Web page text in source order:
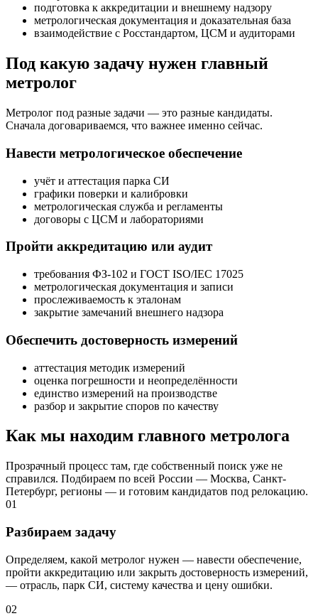
подготовка к аккредитации и внешнему надзору
метрологическая документация и доказательная база
взаимодействие с Росстандартом, ЦСМ и аудиторами
Под какую задачу нужен главный
метролог
Метролог под разные задачи — это разные кандидаты.
Сначала договариваемся, что важнее именно сейчас.
Навести метрологическое обеспечение
учёт и аттестация парка СИ
графики поверки и калибровки
метрологическая служба и регламенты
договоры с ЦСМ и лабораториями
Пройти аккредитацию или аудит
требования ФЗ-102 и ГОСТ ISO/IEC 17025
метрологическая документация и записи
прослеживаемость к эталонам
закрытие замечаний внешнего надзора
Обеспечить достоверность измерений
аттестация методик измерений
оценка погрешности и неопределённости
единство измерений на производстве
разбор и закрытие споров по качеству
Как мы находим главного метролога
Прозрачный процесс там, где собственный поиск уже не
справился. Подбираем по всей России — Москва, Санкт-
Петербург, регионы — и готовим кандидатов под релокацию.
01
Разбираем задачу
Определяем, какой метролог нужен — навести обеспечение,
пройти аккредитацию или закрыть достоверность измерений,
— отрасль, парк СИ, систему качества и цену ошибки.
02